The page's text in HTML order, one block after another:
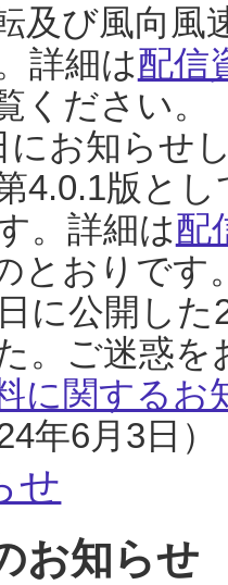
及び風向風
詳細は配信
ください。
にお知らせ
4.0.1版と
。詳細は配
とおりです
に公開し
。ご迷惑
に関するお
年6月3日）
せ
お知らせ